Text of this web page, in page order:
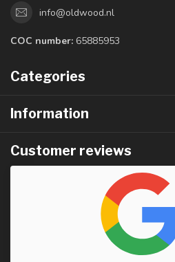
info@oldwood.nl
COC number: 65885953
Categories
Information
Customer reviews